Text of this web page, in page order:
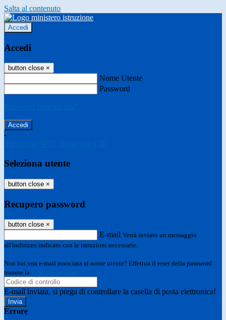
Salta al contenuto
Accedi
Accedi
button close ×
Nome Utente
Password
-
Seleziona utente
button close ×
Recupero password
button close ×
E-mail Verrà inviato un messaggio
all'indirizzo indicato con le istruzioni necessarie.
Non hai una e-mail associata al nome utente? Effettua il reset della password
tramite la
E-mail inviata, si prega di controllare la casella di posta elettronica!
Errore